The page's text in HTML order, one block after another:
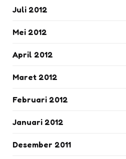
Juli 2012
Mei 2012
April 2012
Maret 2012
Februari 2012
Januari 2012
Desember 2011